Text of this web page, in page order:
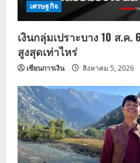
เศรษฐกิจ
เงินกลุ่มเปราะบาง 10 ส.ค
สูงสุดเท่าไหร่
เซียนการเงิน สิงหาคม 5, 2026